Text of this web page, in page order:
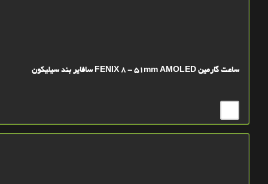
ساعت گارمین FENIX 8 - 51mm AMOLED سافایر بند سیلیکون